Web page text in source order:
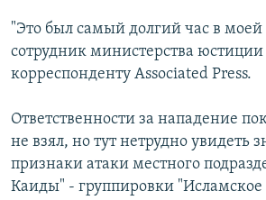
"Это был самый долгий час в
сотрудник министерства
корреспонденту Associated Рress.
Ответственности за нападение
не взял, но тут нетрудно увидеть
признаки атаки местного
Каиды" - группировки "Исламское